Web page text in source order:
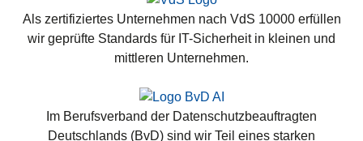
Als zertifiziertes Unternehmen nach VdS 10000 erfüllen
wir geprüfte Standards für IT-Sicherheit in kleinen und
mittleren Unternehmen.
Im Berufsverband der Datenschutzbeauftragten
Deutschlands (BvD) sind wir Teil eines starken